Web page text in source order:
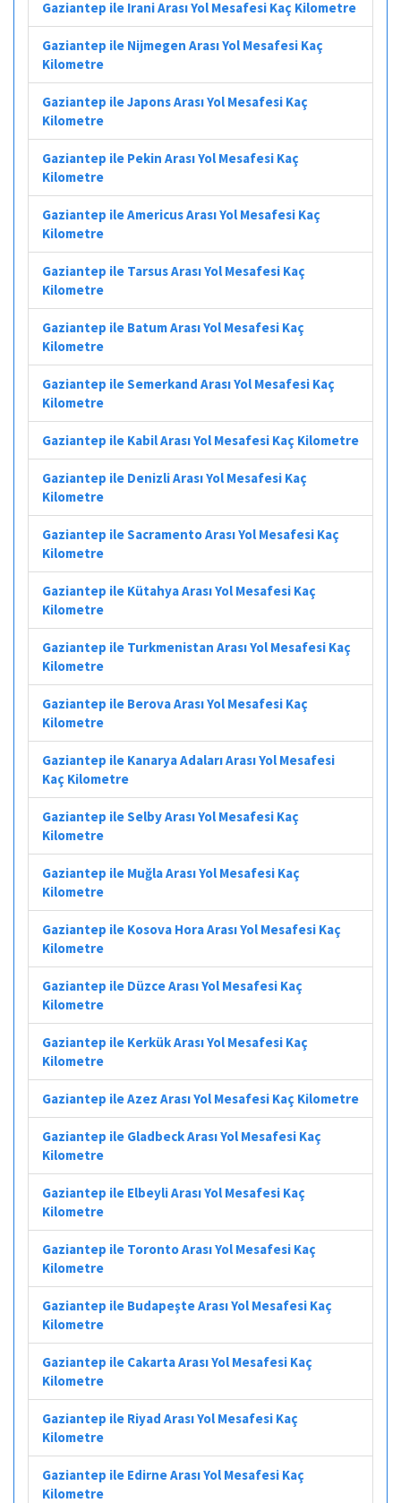
Gaziantep ile Irani Arası Yol Mesafesi Kaç Kilometre
Gaziantep ile Nijmegen Arası Yol Mesafesi Kaç
Kilometre
Gaziantep ile Japons Arası Yol Mesafesi Kaç
Kilometre
Gaziantep ile Pekin Arası Yol Mesafesi Kaç
Kilometre
Gaziantep ile Americus Arası Yol Mesafesi Kaç
Kilometre
Gaziantep ile Tarsus Arası Yol Mesafesi Kaç
Kilometre
Gaziantep ile Batum Arası Yol Mesafesi Kaç
Kilometre
Gaziantep ile Semerkand Arası Yol Mesafesi Kaç
Kilometre
Gaziantep ile Kabil Arası Yol Mesafesi Kaç Kilometre
Gaziantep ile Denizli Arası Yol Mesafesi Kaç
Kilometre
Gaziantep ile Sacramento Arası Yol Mesafesi Kaç
Kilometre
Gaziantep ile Kütahya Arası Yol Mesafesi Kaç
Kilometre
Gaziantep ile Turkmenistan Arası Yol Mesafesi Kaç
Kilometre
Gaziantep ile Berova Arası Yol Mesafesi Kaç
Kilometre
Gaziantep ile Kanarya Adaları Arası Yol Mesafesi
Kaç Kilometre
Gaziantep ile Selby Arası Yol Mesafesi Kaç
Kilometre
Gaziantep ile Muğla Arası Yol Mesafesi Kaç
Kilometre
Gaziantep ile Kosova Hora Arası Yol Mesafesi Kaç
Kilometre
Gaziantep ile Düzce Arası Yol Mesafesi Kaç
Kilometre
Gaziantep ile Kerkük Arası Yol Mesafesi Kaç
Kilometre
Gaziantep ile Azez Arası Yol Mesafesi Kaç Kilometre
Gaziantep ile Gladbeck Arası Yol Mesafesi Kaç
Kilometre
Gaziantep ile Elbeyli Arası Yol Mesafesi Kaç
Kilometre
Gaziantep ile Toronto Arası Yol Mesafesi Kaç
Kilometre
Gaziantep ile Budapeşte Arası Yol Mesafesi Kaç
Kilometre
Gaziantep ile Cakarta Arası Yol Mesafesi Kaç
Kilometre
Gaziantep ile Riyad Arası Yol Mesafesi Kaç
Kilometre
Gaziantep ile Edirne Arası Yol Mesafesi Kaç
Kilometre